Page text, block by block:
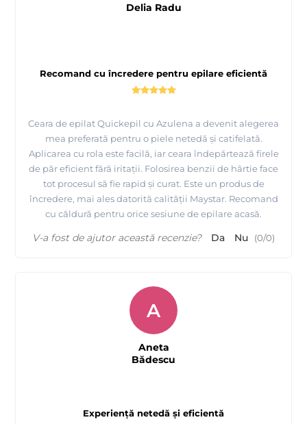
Recomand cu încredere pentru epilare eficientă
Ceara de epilat Quickepil cu Azulena a devenit alegerea
mea preferată pentru o piele netedă și catifelată.
Aplicarea cu rola este facilă, iar ceara îndepărtează firele
de păr eficient fără iritații. Folosirea benzii de hârtie face
tot procesul să fie rapid și curat. Este un produs de
încredere, mai ales datorită calității Maystar. Recomand
cu căldură pentru orice sesiune de epilare acasă.
Delia Radu
V-a fost de ajutor această recenzie? Da Nu (0/0)
Experiență netedă și eficientă
A
Aneta
Bădescu